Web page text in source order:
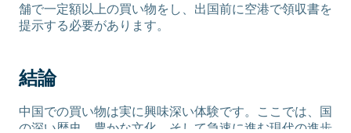
舗で一定額以上の買い物をし、出国前に空港で領収書を
提示する必要があります。
結論
中国での買い物は実に興味深い体験です。ここでは、国
の深い歴史、豊かな文化、そして急速に進む現代の進歩